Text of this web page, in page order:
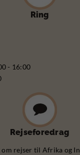
Ring
- 16:00
Rejseforedrag
rejser til Afrika og